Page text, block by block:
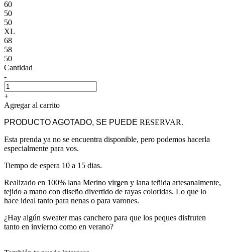
60
50
50
XL
68
58
50
Cantidad
-
+
Agregar al carrito
PRODUCTO AGOTADO, SE PUEDE RESERVAR.
Esta prenda ya no se encuentra disponible, pero podemos hacerla
especialmente para vos.
Tiempo de espera 10 a 15 dias.
Realizado en 100% lana Merino virgen y lana teñida artesanalmente,
tejido a mano con diseño divertido de rayas coloridas. Lo que lo
hace ideal tanto para nenas o para varones.
¿Hay algún sweater mas canchero para que los peques disfruten
tanto en invierno como en verano?